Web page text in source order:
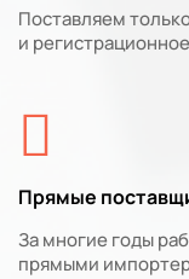
Поставляем
и
Прямые
За многие годы
прямыми